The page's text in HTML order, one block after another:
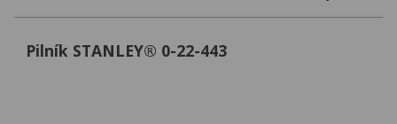
Pilník STANLEY® 0-22-443